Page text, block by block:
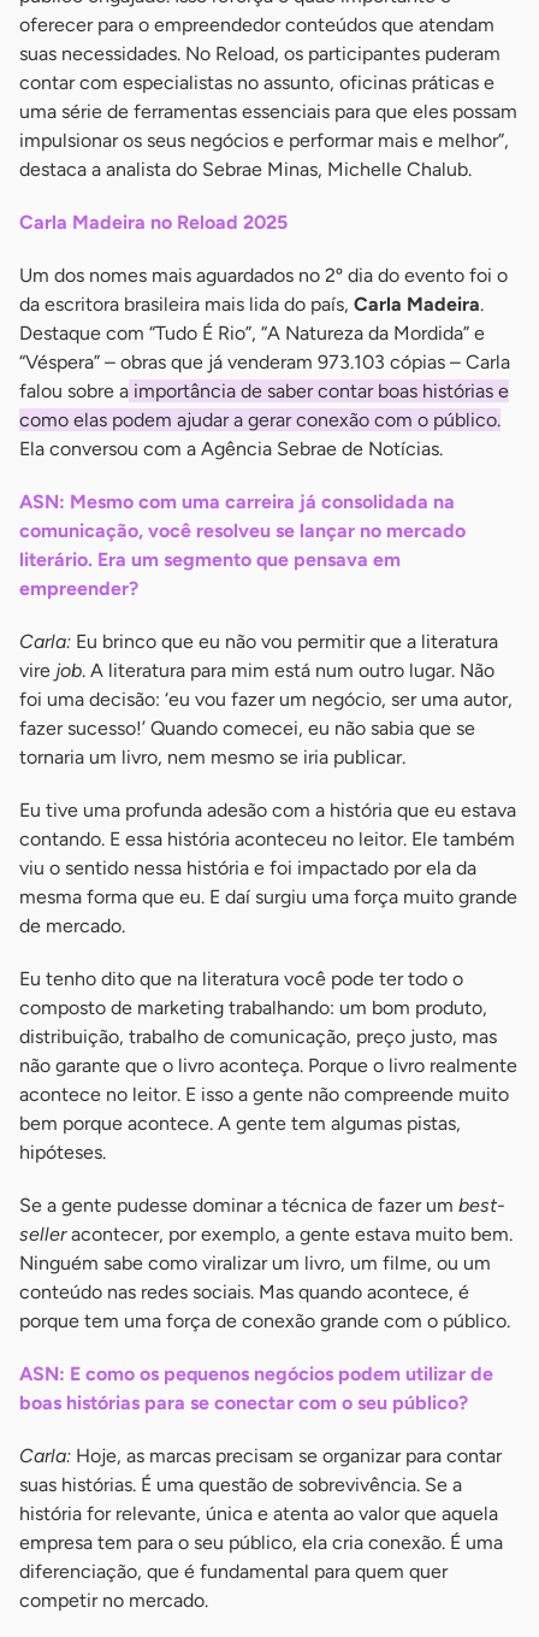
oferecer para o empreendedor conteúdos que atendam
suas necessidades. No Reload, os participantes puderam
contar com especialistas no assunto, oficinas práticas e
uma série de ferramentas essenciais para que eles possam
impulsionar os seus negócios e performar mais e melhor”,
destaca a analista do Sebrae Minas, Michelle Chalub.
Carla Madeira no Reload 2025
Um dos nomes mais aguardados no 2º dia do evento foi o
da escritora brasileira mais lida do país, Carla Madeira.
Destaque com “Tudo É Rio”, “A Natureza da Mordida” e
“Véspera” – obras que já venderam 973.103 cópias – Carla
falou sobre a importância de saber contar boas histórias e
como elas podem ajudar a gerar conexão com o público.
Ela conversou com a Agência Sebrae de Notícias.
ASN: Mesmo com uma carreira já consolidada na
comunicação, você resolveu se lançar no mercado
literário. Era um segmento que pensava em
empreender?
Carla: Eu brinco que eu não vou permitir que a literatura
vire job. A literatura para mim está num outro lugar. Não
foi uma decisão: ‘eu vou fazer um negócio, ser uma autor,
fazer sucesso!’ Quando comecei, eu não sabia que se
tornaria um livro, nem mesmo se iria publicar.
Eu tive uma profunda adesão com a história que eu estava
contando. E essa história aconteceu no leitor. Ele também
viu o sentido nessa história e foi impactado por ela da
mesma forma que eu. E daí surgiu uma força muito grande
de mercado.
Eu tenho dito que na literatura você pode ter todo o
composto de marketing trabalhando: um bom produto,
distribuição, trabalho de comunicação, preço justo, mas
não garante que o livro aconteça. Porque o livro realmente
acontece no leitor. E isso a gente não compreende muito
bem porque acontece. A gente tem algumas pistas,
hipóteses.
Se a gente pudesse dominar a técnica de fazer um best-
selleracontecer, por exemplo, a gente estava muito bem.
Ninguém sabe como viralizar um livro, um filme, ou um
conteúdo nas redes sociais. Mas quando acontece, é
porque tem uma força de conexão grande com o público.
ASN: E como os pequenos negócios podem utilizar de
boas histórias para se conectar com o seu público?
Carla: Hoje, as marcas precisam se organizar para contar
suas histórias. É uma questão de sobrevivência. Se a
história for relevante, única e atenta ao valor que aquela
empresa tem para o seu público, ela cria conexão. É uma
diferenciação, que é fundamental para quem quer
competir no mercado.